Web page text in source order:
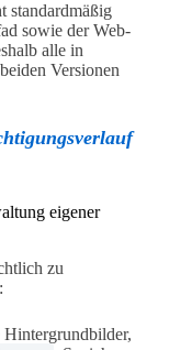
standardmäßig
sowie der Web-
alle in
Versionen
eigener
zu